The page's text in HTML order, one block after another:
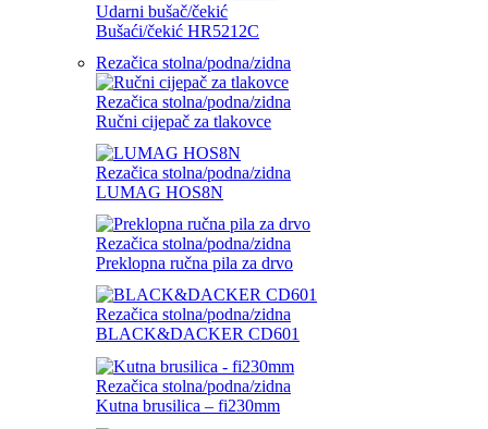
Udarni bušač/čekić
Bušaći/čekić HR5212C
Rezačica stolna/podna/zidna
Rezačica stolna/podna/zidna
Ručni cijepač za tlakovce
Rezačica stolna/podna/zidna
LUMAG HOS8N
Rezačica stolna/podna/zidna
Preklopna ručna pila za drvo
Rezačica stolna/podna/zidna
BLACK&DACKER CD601
Rezačica stolna/podna/zidna
Kutna brusilica – fi230mm